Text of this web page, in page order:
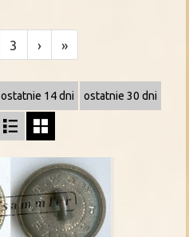
3 › »
ostatnie 14 dni ostatnie 30 dni
 